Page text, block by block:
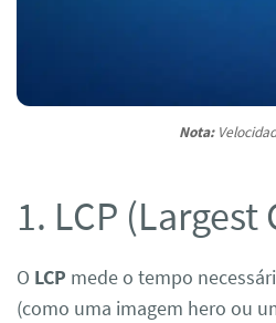
Nota:
1. LCP
O LCP mede o tempo
(como uma imagem hero ou